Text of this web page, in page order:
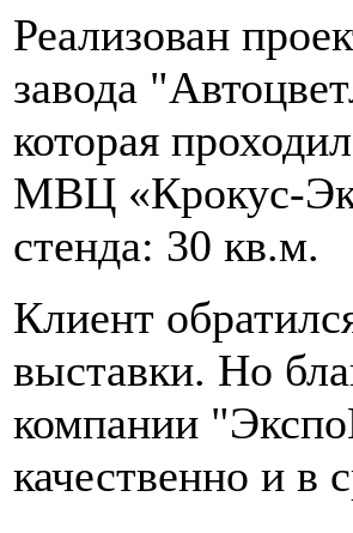
Реализован
завода
которая
МВЦ «Крокус-
стенда: 30 кв.м.
Клиент
выставки. Но
компании
качественно и в